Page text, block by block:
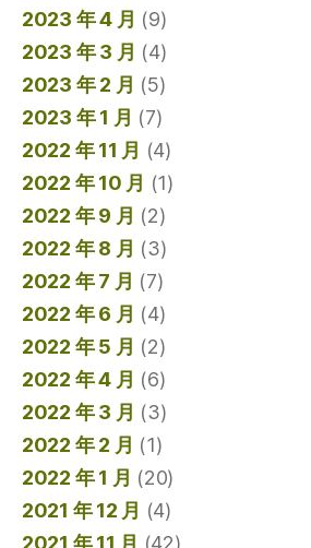
2023 年 4 月 (9)
2023 年 3 月 (4)
2023 年 2 月 (5)
2023 年 1 月 (7)
2022 年 11 月 (4)
2022 年 10 月 (1)
2022 年 9 月 (2)
2022 年 8 月 (3)
2022 年 7 月 (7)
2022 年 6 月 (4)
2022 年 5 月 (2)
2022 年 4 月 (6)
2022 年 3 月 (3)
2022 年 2 月 (1)
2022 年 1 月 (20)
2021 年 12 月 (4)
2021 年 11 月 (42)